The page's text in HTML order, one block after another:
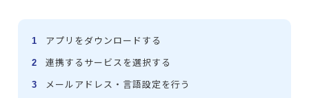
アプリをダウンロードする
連携するサービスを選択する
メールアドレス・言語設定を行う